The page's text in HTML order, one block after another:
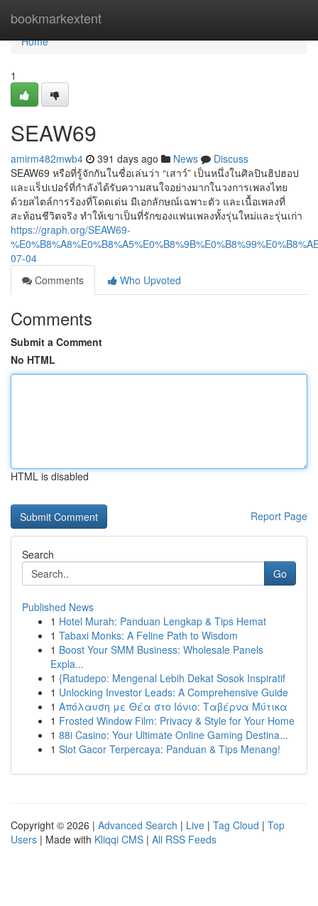
bookmarkextent
Home
Home
1
SEAW69
amirm482mwb4 391 days ago News
Discuss
SEAW69 หรือที่รู้จักกันในชื่อเล่นว่า “เสาว์” เป็นหนึ่งในศิลปินฮิปฮอป
และแร็ปเปอร์ที่กำลังได้รับความสนใจอย่างมากในวงการเพลงไทย
ด้วยสไตล์การร้องที่โดดเด่น มีเอกลักษณ์เฉพาะตัว และเนื้อเพลงที่
สะท้อนชีวิตจริง ทำให้เขาเป็นที่รักของแฟนเพลงทั้งรุ่นใหม่และรุ่นเก่า
https://graph.org/SEAW69-
07-04
Comments
Who Upvoted
Comments
Submit a Comment
No HTML
HTML is disabled
Report Page
Search
Go
Published News
1 Hotel Murah: Panduan Lengkap & Tips Hemat
1 Tabaxi Monks: A Feline Path to Wisdom
1 Boost Your SMM Business: Wholesale Panels
Expla...
1 {Ratudepo: Mengenal Lebih Dekat Sosok Inspiratif
1 Unlocking Investor Leads: A Comprehensive Guide
1 Απόλαυση με Θέα στο Ιόνιο: Ταβέρνα Μύτικα
1 Frosted Window Film: Privacy & Style for Your Home
1 88i Casino: Your Ultimate Online Gaming Destina...
1 Slot Gacor Terpercaya: Panduan & Tips Menang!
Copyright © 2026 | Advanced Search | Live | Tag Cloud | Top
Users | Made with Kliqqi CMS | All RSS Feeds